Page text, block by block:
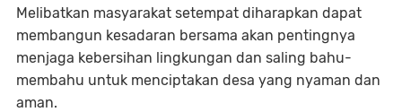
Melibatkan masyarakat setempat diharapkan dapat
membangun kesadaran bersama akan pentingnya
menjaga kebersihan lingkungan dan saling bahu-
membahu untuk menciptakan desa yang nyaman dan
aman.